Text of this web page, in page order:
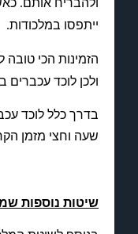
ולהבריח אותם.
ייתפסו במלכודות.
הזמינות הכי טובה
ולכן לוכד עכברים
בדרך כלל לוכד
שעה וחצי מזמן
שיטות נוספות